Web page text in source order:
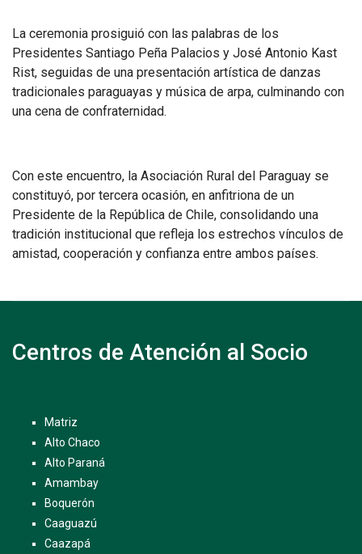
La ceremonia prosiguió con las palabras de los
Presidentes Santiago Peña Palacios y José Antonio Kast
Rist, seguidas de una presentación artística de danzas
tradicionales paraguayas y música de arpa, culminando con
una cena de confraternidad.
Con este encuentro, la Asociación Rural del Paraguay se
constituyó, por tercera ocasión, en anfitriona de un
Presidente de la República de Chile, consolidando una
tradición institucional que refleja los estrechos vínculos de
amistad, cooperación y confianza entre ambos países.
Centros de Atención al Socio
Matriz
Alto Chaco
Alto Paraná
Amambay
Boquerón
Caaguazú
Caazapá